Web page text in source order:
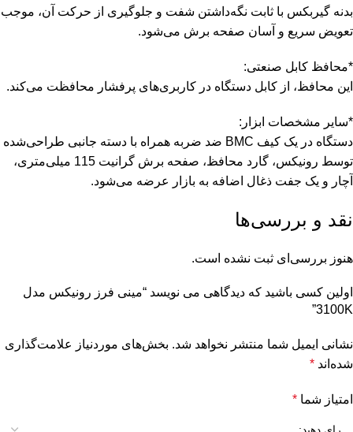
بدنه‌ گیربکس با ثابت نگه‌داشتن شفت و جلوگیری از حرکت آن، موجب
تعویض سریع و آسان صفحه‌ برش می‌شود.
*محافظ کابل صنعتی:
این محافظ، از کابل دستگاه در کاربری‌های پرفشار محافظت می‌کند.
*سایر مشخصات ابزار:
دستگاه در یک کیف BMC ضد ضربه همراه با دسته‌ جانبی طراحی‌شده
توسط رونیکس، گارد محافظ، صفحه برش گرانیت 115 میلی‌متری،
آچار و یک جفت ذغال اضافه به بازار عرضه می‌شود.
نقد و بررسی‌ها
هنوز بررسی‌ای ثبت نشده است.
اولین کسی باشید که دیدگاهی می نویسد “مینی فرز رونیکس مدل
3100K”
نشانی ایمیل شما منتشر نخواهد شد. بخش‌های موردنیاز علامت‌گذاری
شده‌اند *
امتیاز شما *